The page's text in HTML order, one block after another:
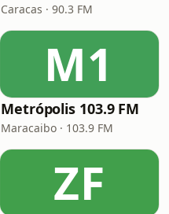
Caracas · 90.3 FM
M1
Metrópolis 103.9 FM
Maracaibo · 103.9 FM
ZF